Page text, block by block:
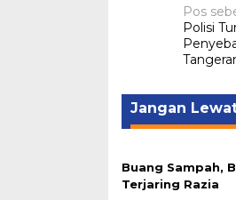
pos
Pos
Polisi
Jangan
Buang Sampah,
Terjaring Razia